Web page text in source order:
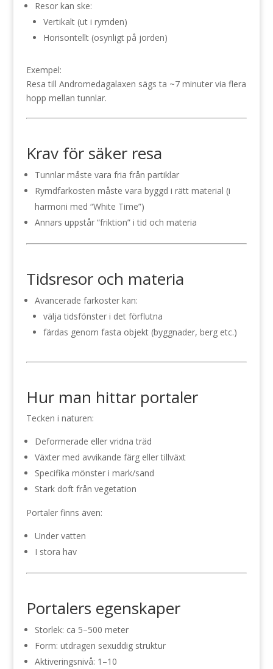
Resor kan ske:
Vertikalt (ut i rymden)
Horisontellt (osynligt på jorden)
Exempel:
Resa till Andromedagalaxen sägs ta ~7 minuter via flera
hopp mellan tunnlar.
Krav för säker resa
Tunnlar måste vara fria från partiklar
Rymdfarkosten måste vara byggd i rätt material (i
harmoni med “White Time”)
Annars uppstår “friktion” i tid och materia
Tidsresor och materia
Avancerade farkoster kan:
välja tidsfönster i det förflutna
färdas genom fasta objekt (byggnader, berg etc.)
Hur man hittar portaler
Tecken i naturen:
Deformerade eller vridna träd
Växter med avvikande färg eller tillväxt
Specifika mönster i mark/sand
Stark doft från vegetation
Portaler finns även:
Under vatten
I stora hav
Portalers egenskaper
Storlek: ca 5–500 meter
Form: utdragen sexuddig struktur
Aktiveringsnivå: 1–10